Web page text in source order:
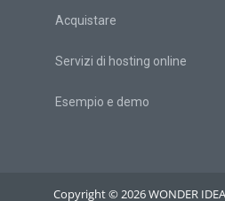
Acquistare
Servizi di hosting online
Esempio e demo
Copyright © 2026 WONDER